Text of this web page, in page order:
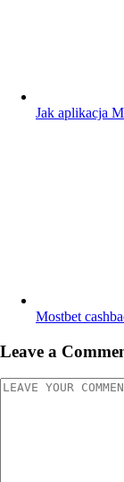
Jak aplikacja
Mostbet
Leave a